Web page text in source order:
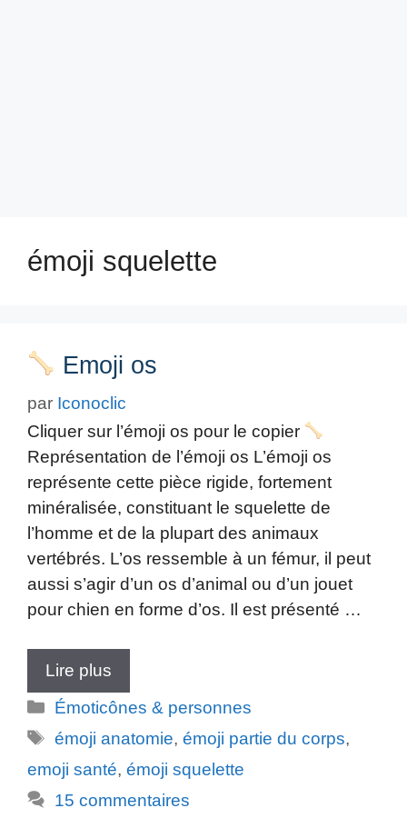
émoji squelette
Emoji os
par Iconoclic
Cliquer sur l’émoji os pour le copier
Représentation de l’émoji os L’émoji os
représente cette pièce rigide, fortement
minéralisée, constituant le squelette de
l’homme et de la plupart des animaux
vertébrés. L’os ressemble à un fémur, il peut
aussi s’agir d’un os d’animal ou d’un jouet
pour chien en forme d’os. Il est présenté …
Lire plus
Catégories
Émoticônes & personnes
Étiquettes
émoji anatomie,émoji partie du corps,
emoji santé, émoji squelette
15 commentaires